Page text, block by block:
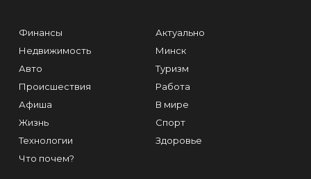
Финансы
Недвижимость
Авто
Происшествия
Афиша
Жизнь
Технологии
Что почем?
Актуально
Минск
Туризм
Работа
В мире
Спорт
Здоровье